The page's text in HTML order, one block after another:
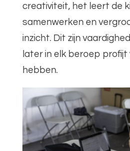
creativiteit, het leert de
samenwerken en
inzicht. Dit zijn
later in elk beroep profijt
hebben.